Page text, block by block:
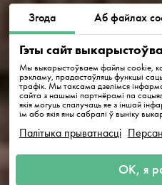
Згода Аб файлах
Гэты сайт
Мы выкарыстоўваем файлы cookie,
рэкламу, прадастаўляць функцыі
трафік. Мы таксама дзелімся
сайта з нашымі партнёрамі па
якія могуць спалучаць яе з іншай
ім або якія яны сабралі ў выніку
Палітыка прыватнасці
ОК, я